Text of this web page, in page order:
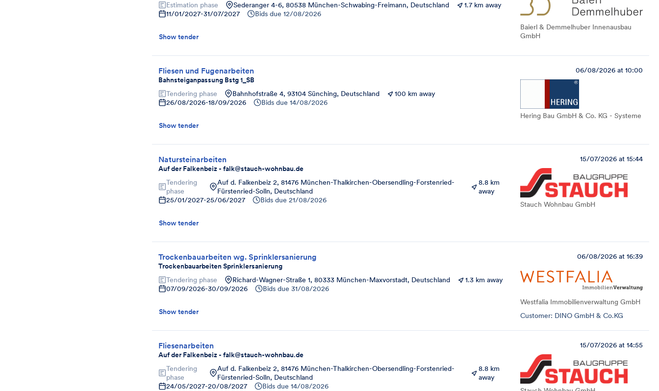
Estimation phase Sederanger 4-6, 80538 München-Schwabing-Freimann, Deutschland
1.7 km away
11/01/2027-31/07/2027 Bids due 12/08/2026
Baierl & Demmelhuber Innenausbau
GmbH
Show tender
Fliesen und Fugenarbeiten
Bahnsteiganpassung Bstg 1_SB
06/08/2026 at 10:00
Tendering phase Bahnhofstraße 4, 93104 Sünching, Deutschland
100 km away
26/08/2026-18/09/2026 Bids due 14/08/2026
Hering Bau GmbH & Co. KG - Systeme
Show tender
Natursteinarbeiten
Auf der Falkenbeiz - falk@stauch-wohnbau.de
15/07/2026 at 15:44
Tendering
phase
Auf d. Falkenbeiz 2, 81476 München-Thalkirchen-Obersendling-Forstenried-
Fürstenried-Solln, Deutschland
8.8 km
away
25/01/2027-25/06/2027 Bids due 21/08/2026 Stauch Wohnbau GmbH
Show tender
Trockenbauarbeiten wg. Sprinklersanierung
Trockenbauarbeiten Sprinklersanierung
06/08/2026 at 16:39
Tendering phase Richard-Wagner-Straße 1, 80333 München-Maxvorstadt, Deutschland
1.3 km away
07/09/2026-30/09/2026 Bids due 31/08/2026
Westfalia Immobilienverwaltung GmbH
Customer: DINO GmbH & Co.KG
Show tender
Fliesenarbeiten
Auf der Falkenbeiz - falk@stauch-wohnbau.de
15/07/2026 at 14:55
Tendering
phase
Auf d. Falkenbeiz 2, 81476 München-Thalkirchen-Obersendling-Forstenried-
Fürstenried-Solln, Deutschland
8.8 km
away
24/05/2027-20/08/2027 Bids due 14/08/2026